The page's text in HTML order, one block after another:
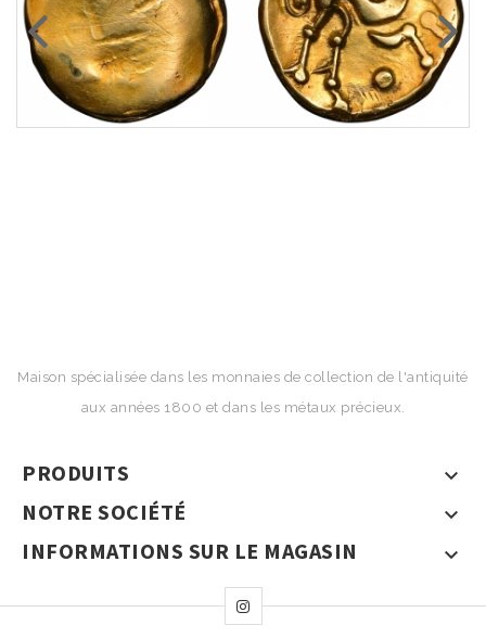
Maison spécialisée dans les monnaies de collection de l'antiquité
aux années 1800 et dans les métaux précieux.
PRODUITS 
NOTRE SOCIÉTÉ 
INFORMATIONS SUR LE MAGASIN 